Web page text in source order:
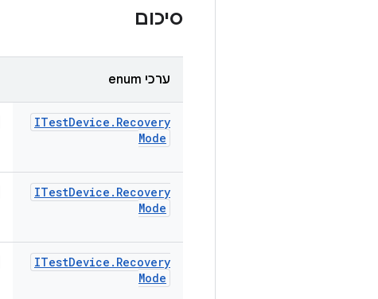
סיכום
ערכי enum
ITestDevice . Recovery
Mode
ITestDevice . Recovery
Mode
ITestDevice . Recovery
Mode